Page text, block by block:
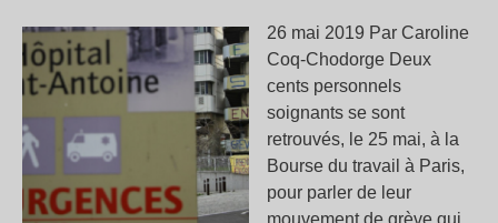
26 mai 2019 Par Caroline
Coq-Chodorge Deux
cents personnels
soignants se sont
retrouvés, le 25 mai, à la
Bourse du travail à Paris,
pour parler de leur
mouvement de grève qui